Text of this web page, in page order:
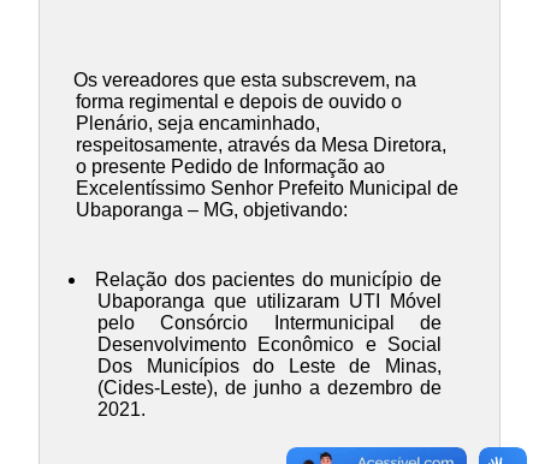
Os vereadores que esta subscrevem, na
forma regimental e depois de ouvido o
Plenário, seja encaminhado,
respeitosamente, através da Mesa Diretora,
o presente Pedido de Informação ao
Excelentíssimo Senhor Prefeito Municipal de
Ubaporanga – MG, objetivando:
Relação dos pacientes do município de
Ubaporanga que utilizaram UTI Móvel
pelo Consórcio Intermunicipal de
Desenvolvimento Econômico e Social
Dos Municípios do Leste de Minas,
(Cides-Leste), de junho a dezembro de
2021.